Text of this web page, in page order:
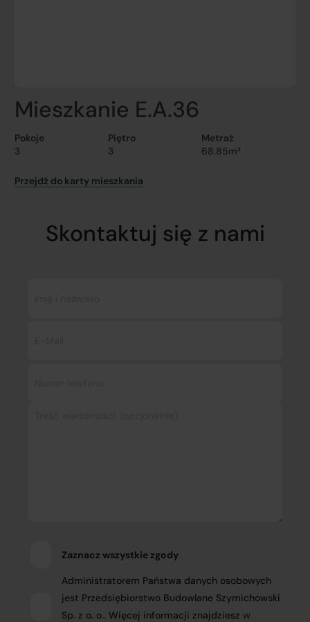
Mieszkanie E.A.36
Pokoje
3
Piętro
3
Metraż
68.85m²
Przejdź do karty mieszkania
Skontaktuj się z nami
Zaznacz wszystkie zgody
Administratorem Państwa danych osobowych
jest Przedsiębiorstwo Budowlane Szymichowski
Sp. z o. o.. Więcej informacji znajdziesz w